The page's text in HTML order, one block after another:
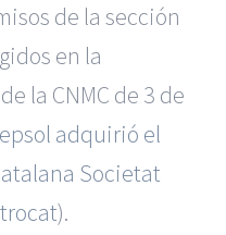
de la sección
en la
la CNMC de 3 de
adquirió el
Societat
).